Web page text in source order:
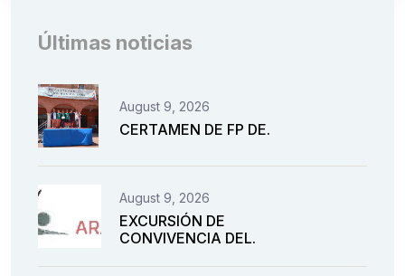
Últimas noticias
August 9, 2026
CERTAMEN DE FP DE.
August 9, 2026
EXCURSIÓN DE
CONVIVENCIA DEL.